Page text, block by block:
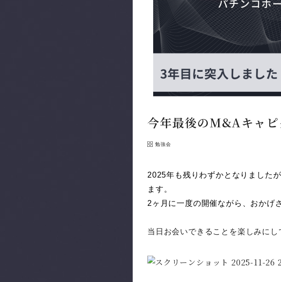
今年最後のM&Aキャピ
勉強会
2025年も残りわずかとなりました
ます。
2ヶ月に一度の開催ながら、おかげ
当日お会いできることを楽しみにし